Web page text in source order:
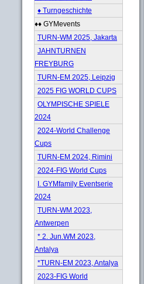
♦ Turngeschichte
♦♦ GYMevents
TURN-WM 2025, Jakarta
JAHNTURNEN
FREYBURG
TURN-EM 2025, Leipzig
2025 FIG WORLD CUPS
OLYMPISCHE SPIELE
2024
2024-World Challenge
Cups
TURN-EM 2024, Rimini
2024-FIG World Cups
I. GYMfamily Eventserie
2024
TURN-WM 2023,
Antwerpen
* 2. Jun.WM 2023,
Antalya
*TURN-EM 2023, Antalya
2023-FIG World